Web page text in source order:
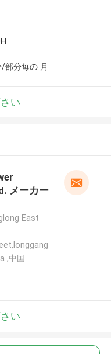
部分每の 月
い
メーカー
East
,中国
い